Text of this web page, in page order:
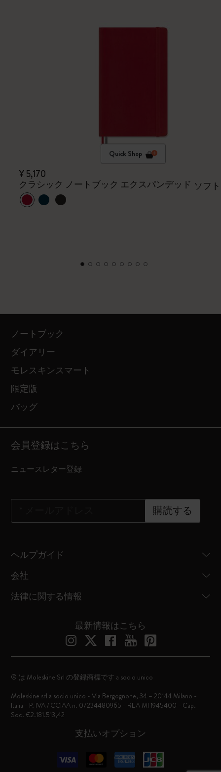
Quick Shop
¥ 5,170
クラシック ノートブック エクスパンデッド ソフ
ノートブック
ダイアリー
モレスキンスマート
限定版
バッグ
会員登録はこちら
ニュースレター登録
購読する
ヘルプガイド
会社
法律に関する情報
最新情報はこちら
支払いオプション
© は Moleskine Srl の登録商標です a socio unico
Moleskine srl a socio unico - Via Bergognone, 34 – 20144 Milano -
Italia - P. IVA / CCIAA n. 07234480965 - REA MI 1945400 - Cap.
Soc. €2.181.513,42